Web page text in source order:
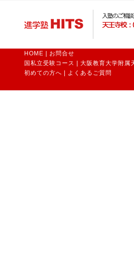
HOME
お問合せ
国私立受験コース
大阪教育大学附属
初めての方へ
よくあるご質問